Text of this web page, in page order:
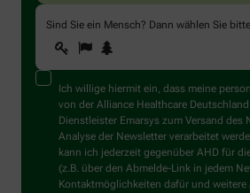
Sind Sie ein Mensch? Dann wählen Sie bitte
Sind
Sie
ein
Mensch?
Dann
wählen
Sie
bitte
den
Schlüssel.
1 2
Ich willige hiermit ein, dass meine
von der Alliance Healthcare
Dienstleister Emarsys zum Versand des
Analyse der Newsletter verarbeitet
kann ich jederzeit gegenüber AHD für
(z.B. über den Abmelde-Link in jedem
Kontaktmöglichkeiten dafür und weitere